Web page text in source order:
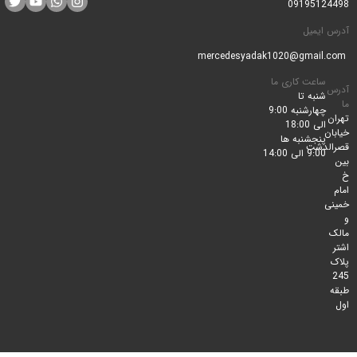
ساعت کاری ما
شنبه تا
چهارشنبه 9:00
الی 18:00
پنجشنبه ها
9:00 الی 14:00